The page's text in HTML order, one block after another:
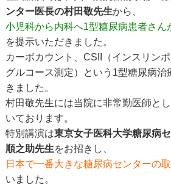
ンター医長の村田敬先生から、
小児科から内科へ1型糖尿病患者さん
を提示いただきました。
カーボカウント、CSII（インスリン
グルコース測定）という1型糖尿病治
きました。
村田敬先生には当院に非常勤医師と
いております。
特別講演は東京女子医科大学糖尿病
順之助先生をお招きし、
日本で一番大きな糖尿病センターの
いました。